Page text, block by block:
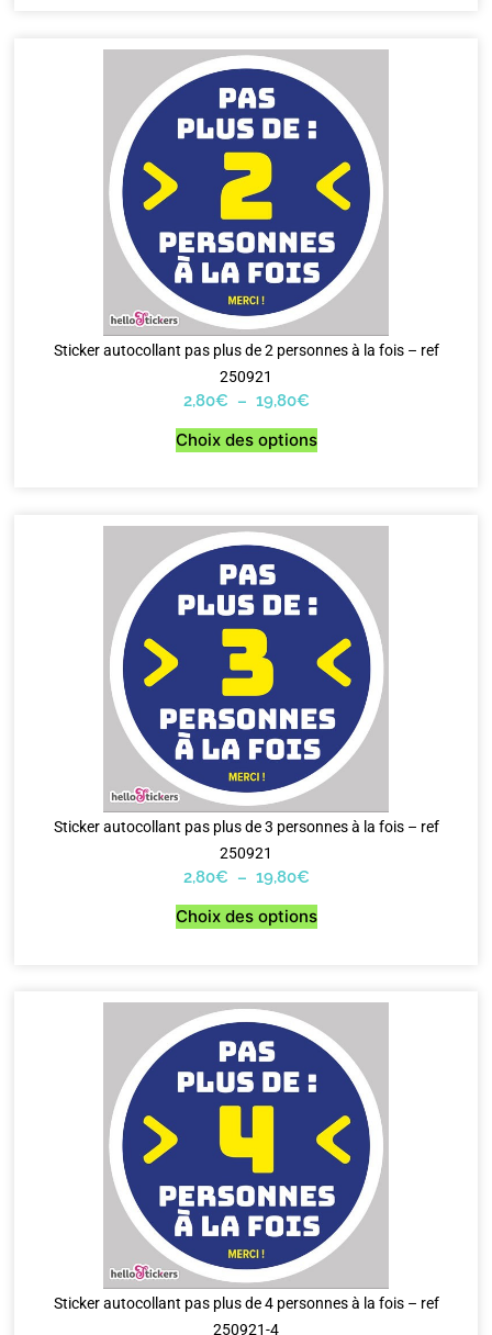
Sticker autocollant pas plus de 2 personnes à la fois – ref
250921
2,80€ – 19,80€
Choix des options
Sticker autocollant pas plus de 3 personnes à la fois – ref
250921
2,80€ – 19,80€
Choix des options
Sticker autocollant pas plus de 4 personnes à la fois – ref
250921-4